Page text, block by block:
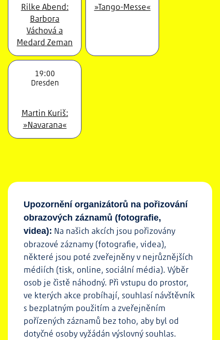
Rilke Abend:
Barbora
Váchová a
Medard Zeman
»Tango-Messe«
19:00
Dresden
Martin Kuriš:
»Navarana«
Upozornění organizátorů na pořizování
obrazových záznamů (fotografie,
videa): Na našich akcích jsou pořizovány
obrazové záznamy (fotografie, videa),
některé jsou poté zveřejněny v nejrůznějších
médiích (tisk, online, sociální média). Výběr
osob je čistě náhodný. Při vstupu do prostor,
ve kterých akce probíhají, souhlasí návštěvník
s bezplatným použitím a zveřejněním
pořízených záznamů bez toho, aby byl od
dotyčné osoby vyžádán výslovný souhlas.